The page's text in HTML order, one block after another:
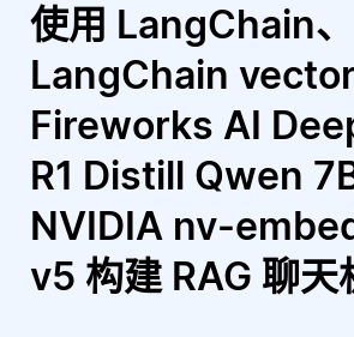
使用 LangChain、
LangChain vector
Fireworks AI
R1 Distill Qwen
NVIDIA nv-
v5 构建 RAG 聊天